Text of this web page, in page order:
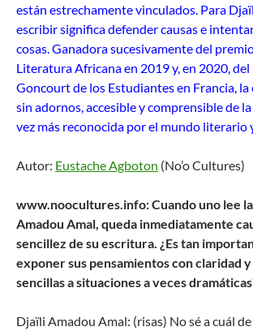
están estrechamente vinculados. Para
escribir significa defender causas e
cosas. Ganadora sucesivamente del
Literatura Africana en 2019 y, en 2020,
Goncourt de los Estudiantes en Francia, la
sin adornos, accesible y comprensible de
vez más reconocida por el mundo literario
Autor: Eustache Agboton (No’o Cultures)
www.noocultures.info: Cuando uno lee
Amadou Amal, queda inmediatamente
sencillez de su escritura. ¿Es tan
exponer sus pensamientos con claridad
sencillas a situaciones a veces
Djaïli Amadou Amal: (risas) No sé a cuál